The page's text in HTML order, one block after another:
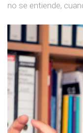
no se entiende,